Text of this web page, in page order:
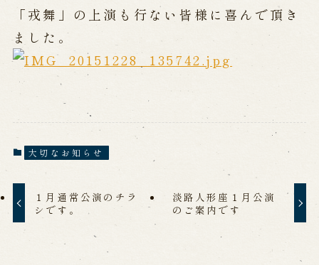
出張公演
出張公演
海外旅行客向け特別公演「くにうみ」
歴史
淡路島と国生み神話
南あわじ市の伝統芸能
ご利用案内
「戎舞」の上演も行ない皆様に喜んで頂き
ました。
大切なお知らせ
１月通常公演のチラ
シです。
淡路人形座１月公演
のご案内です